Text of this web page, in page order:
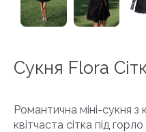
Сукня Flora
Романтична міні-сукня
квітчаста сітка під